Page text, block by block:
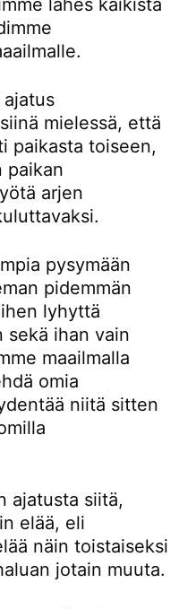
lähes kaikista
mielessä, että
paikasta toiseen,
paikan
arjen
pysymään
pidemmän
lyhyttä
sekä ihan vain
maailmalla
omia
niitä sitten
ajatusta siitä,
elää, eli
näin toistaiseksi
jotain muuta.